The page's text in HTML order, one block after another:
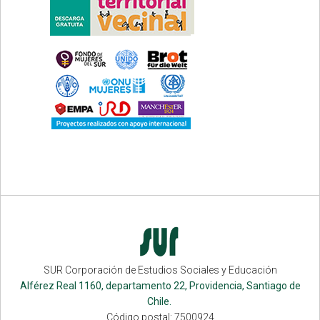
SUR Corporación de Estudios Sociales y Educación
Alférez Real 1160, departamento 22, Providencia, Santiago de
Chile.
Código postal: 7500924